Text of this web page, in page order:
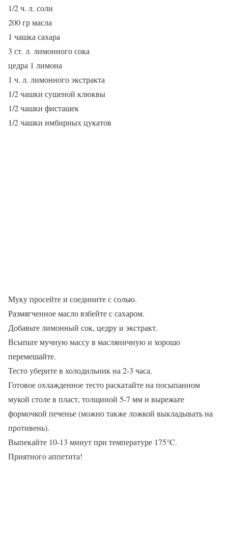
1/2 ч. л. соли
200 гр масла
1 чашка сахара
3 ст. л. лимонного сока
цедра 1 лимона
1 ч. л. лимонного экстракта
1/2 чашки сушеной клюквы
1/2 чашки фисташек
1/2 чашки имбирных цукатов
Муку просейте и соедините с солью.
Размягченное масло взбейте с сахаром.
Добавьте лимонный сок, цедру и экстракт.
Всыпьте мучную массу в масляничную и хорошо
перемешайте.
Тесто уберите в холодильник на 2-3 часа.
Готовое охлажденное тесто раскатайте на посыпанном
мукой столе в пласт, толщиной 5-7 мм и вырежьте
формочкой печенье (можно также ложкой выкладывать на
противень).
Выпекайте 10-13 минут при температуре 175°C.
Приятного аппетита!